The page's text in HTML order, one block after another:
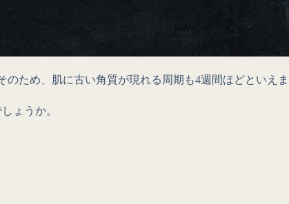
ため、肌に古い角質が現れる周期も4週間ほどといえ
ょうか。